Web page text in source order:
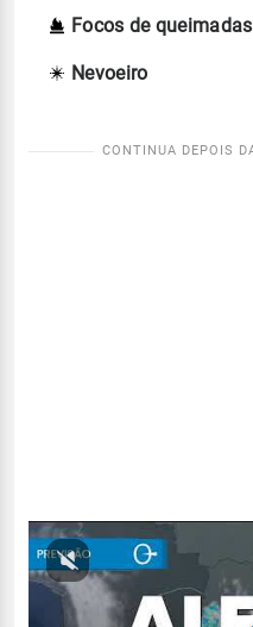
Focos de queimadas
Nevoeiro